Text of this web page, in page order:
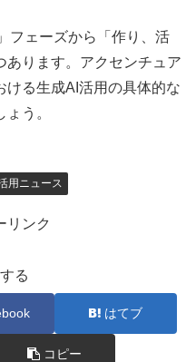
フェーズから「作り、活
あります。アクセンチュア
ける生成AI活用の具体的な
う。
用ニュース
リンク
る
はてブ
コピー